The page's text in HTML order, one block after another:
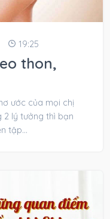
19:25
thon,
ước của mọi chị
2 lý tưởng thì bạn
tập...